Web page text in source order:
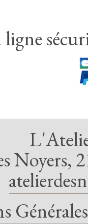
Noyers,